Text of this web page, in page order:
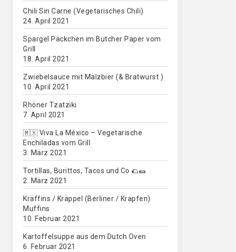
Chili Sin Carne (Vegetarisches Chili)
24. April 2021
Spargel Päckchen im Butcher Paper vom
Grill
18. April 2021
Zwiebelsauce mit Malzbier (& Bratwurst )
10. April 2021
Rhöner Tzatziki
7. April 2021
🇲🇽 Viva La México – Vegetarische
Enchiladas vom Grill
3. März 2021
Tortillas, Burittos, Tacos und Co 🌮🌯
2. März 2021
Kräffins / Kräppel (Berliner / Krapfen)
Muffins
10. Februar 2021
Kartoffelsuppe aus dem Dutch Oven
6. Februar 2021